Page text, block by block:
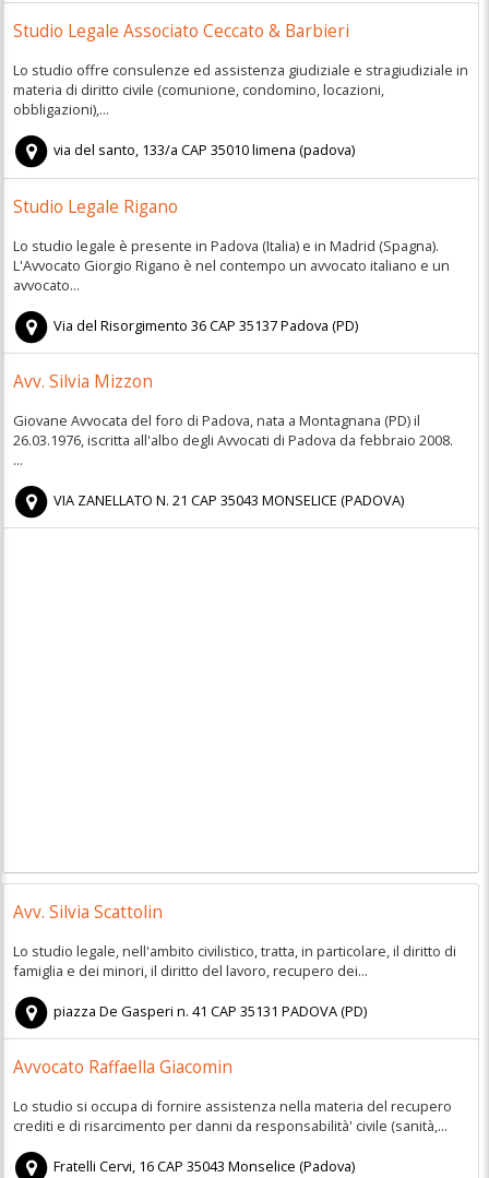
Studio Legale Associato Ceccato & Barbieri
Lo studio offre consulenze ed assistenza giudiziale e stragiudiziale in
materia di diritto civile (comunione, condomino, locazioni,
obbligazioni),...
via del santo, 133/a CAP35010limena (padova)
Studio Legale Rigano
Lo studio legale è presente in Padova (Italia) e in Madrid (Spagna).
L'Avvocato Giorgio Rigano è nel contempo un avvocato italiano e un
avvocato...
Via del Risorgimento 36CAP35137Padova (PD)
Avv. Silvia Mizzon
Giovane Avvocata del foro di Padova, nata a Montagnana (PD) il
26.03.1976, iscritta all'albo degli Avvocati di Padova da febbraio 2008.
...
VIA ZANELLATO N. 21 CAP35043 MONSELICE (PADOVA)
Avv. Silvia Scattolin
Lo studio legale, nell'ambito civilistico, tratta, in particolare, il diritto di
famiglia e dei minori, il diritto del lavoro, recupero dei...
piazza De Gasperi n. 41 CAP35131 PADOVA(PD)
Avvocato Raffaella Giacomin
Lo studio si occupa di fornire assistenza nella materia del recupero
crediti e di risarcimento per danni da responsabilità' civile (sanità,...
Fratelli Cervi, 16CAP35043 Monselice (Padova)